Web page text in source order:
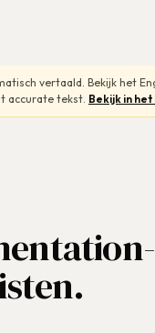
vertaald. Bekijk het
accurate tekst. Bekijk in het